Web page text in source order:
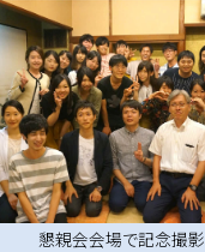
懇親会会場で記念撮影